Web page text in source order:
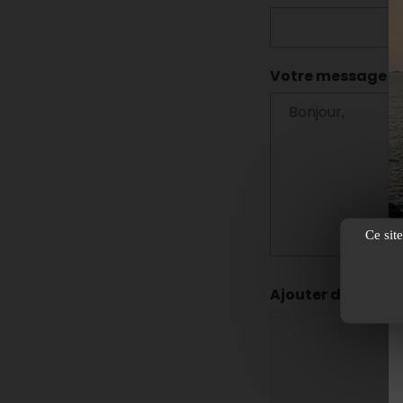
Ce
Votre message
Ajouter des